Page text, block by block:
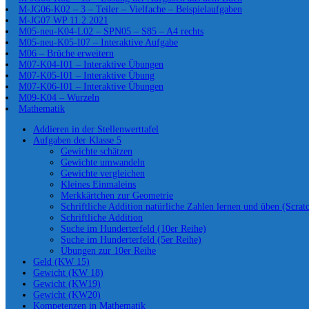
M-JG06-K02 – 3 – Teiler – Vielfache – Beispielaufgaben
M-JG07 WP 11.2.2021
M05-neu-K04-L02 – SPN05 – S85 – A4 rechts
M05-neu-K05-I07 – Interaktive Aufgabe
M06 – Brüche erweitern
M07-K04-I01 – Interaktive Übungen
M07-K05-I01 – Interaktive Übung
M07-K06-I01 – Interaktive Übungen
M09-K04 – Wurzeln
Mathematik
Addieren in der Stellenwerttafel
Aufgaben der Klasse 5
Gewichte schätzen
Gewichte umwandeln
Gewichte vergleichen
Kleines Einmaleins
Merkkärtchen zur Geometrie
Schriftliche Addition natürliche Zahlen lernen und üben
Schriftliche Addition
Suche im Hunderterfeld (10er Reihe)
Suche im Hunderterfeld (5er Reihe)
Übungen zur 10er Reihe
Geld (KW 15)
Gewicht (KW 18)
Gewicht (KW19)
Gewicht (KW20)
Kompetenzen in Mathematik